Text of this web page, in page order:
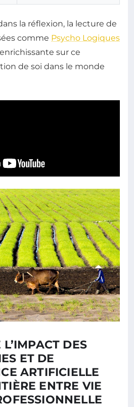
la réflexion, la lecture de
comme Psycho Logiques
enrichissante sur ce
de soi dans le monde
DES
ET DE
ARTIFICIELLE
ENTRE VIE